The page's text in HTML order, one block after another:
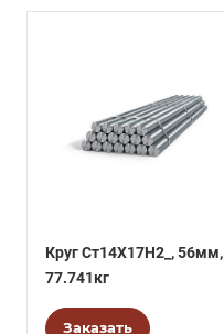
Круг Ст14Х17Н2_, 56мм,
77.741кг
Заказать